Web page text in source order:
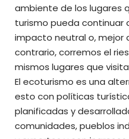
ambiente de los lugares
turismo pueda continuar
impacto neutral o, mejor
contrario, corremos el
mismos lugares que
El ecoturismo es una
esto con políticas
planificadas y
comunidades, pueblos